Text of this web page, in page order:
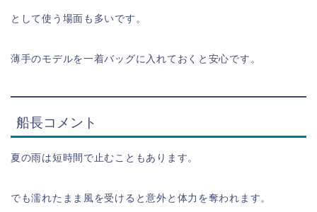
として使う場面も多いです。
薄手のモデルを一着バッグに入れておくと安心です。
船長コメント
夏の雨は短時間で止むこともあります。
でも濡れたまま風を受けると意外と体力を奪われます。